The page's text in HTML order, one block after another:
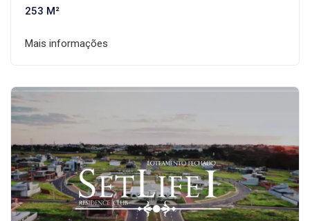
253 M²
Mais informações